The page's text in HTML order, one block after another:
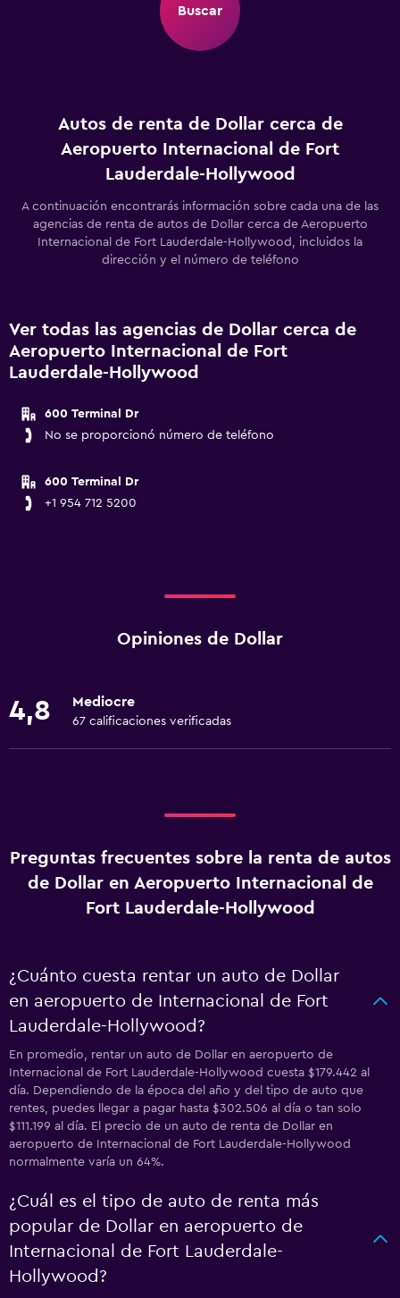
Buscar
Autos de renta de Dollar cerca de
Aeropuerto Internacional de Fort
Lauderdale-Hollywood
A continuación encontrarás información sobre cada una de las
agencias de renta de autos de Dollar cerca de Aeropuerto
Internacional de Fort Lauderdale-Hollywood, incluidos la
dirección y el número de teléfono
Ver todas las agencias de Dollar cerca de
Aeropuerto Internacional de Fort
Lauderdale-Hollywood
600 Terminal Dr
No se proporcionó número de teléfono
600 Terminal Dr
+1 954 712 5200
Opiniones de Dollar
4,8 Mediocre
67 calificaciones verificadas
Preguntas frecuentes sobre la renta de autos
de Dollar en Aeropuerto Internacional de
Fort Lauderdale-Hollywood
¿Cuánto cuesta rentar un auto de Dollar
en aeropuerto de Internacional de Fort
Lauderdale-Hollywood?
En promedio, rentar un auto de Dollar en aeropuerto de
Internacional de Fort Lauderdale-Hollywood cuesta $179.442 al
día. Dependiendo de la época del año y del tipo de auto que
rentes, puedes llegar a pagar hasta $302.506 al día o tan solo
$111.199 al día. El precio de un auto de renta de Dollar en
aeropuerto de Internacional de Fort Lauderdale-Hollywood
normalmente varía un 64%.
¿Cuál es el tipo de auto de renta más
popular de Dollar en aeropuerto de
Internacional de Fort Lauderdale-
Hollywood?